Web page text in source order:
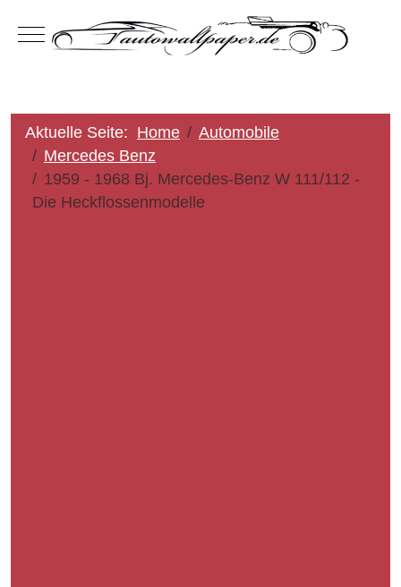
Mobile Menu Toggle
Aktuelle Seite: Home
Automobile
Mercedes Benz
1959 - 1968 Bj. Mercedes-Benz W 111/112 -
Die Heckflossenmodelle